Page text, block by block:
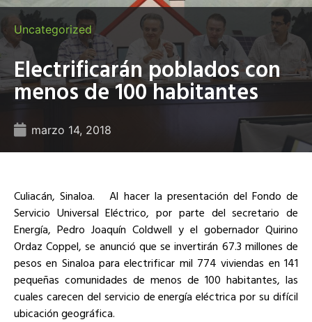
Uncategorized
Electrificarán poblados con
menos de 100 habitantes
marzo 14, 2018
Culiacán, Sinaloa. Al hacer la presentación del Fondo de
Servicio Universal Eléctrico, por parte del secretario de
Energía, Pedro Joaquín Coldwell y el gobernador Quirino
Ordaz Coppel, se anunció que se invertirán 67.3 millones de
pesos en Sinaloa para electrificar mil 774 viviendas en 141
pequeñas comunidades de menos de 100 habitantes, las
cuales carecen del servicio de energía eléctrica por su difícil
ubicación geográfica.